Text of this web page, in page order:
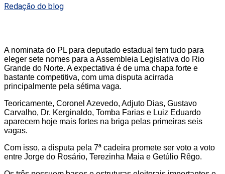
Redação do blog
A nominata do PL para deputado estadual tem tudo para
eleger sete nomes para a Assembleia Legislativa do Rio
Grande do Norte. A expectativa é de uma chapa forte e
bastante competitiva, com uma disputa acirrada
principalmente pela sétima vaga.
Teoricamente, Coronel Azevedo, Adjuto Dias, Gustavo
Carvalho, Dr. Kerginaldo, Tomba Farias e Luiz Eduardo
aparecem hoje mais fortes na briga pelas primeiras seis
vagas.
Com isso, a disputa pela 7ª cadeira promete ser voto a voto
entre Jorge do Rosário, Terezinha Maia e Getúlio Rêgo.